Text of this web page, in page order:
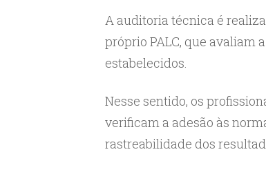
A auditoria técnica é
próprio PALC, que avaliam
estabelecidos.
Nesse sentido, os
verificam a adesão às
rastreabilidade dos